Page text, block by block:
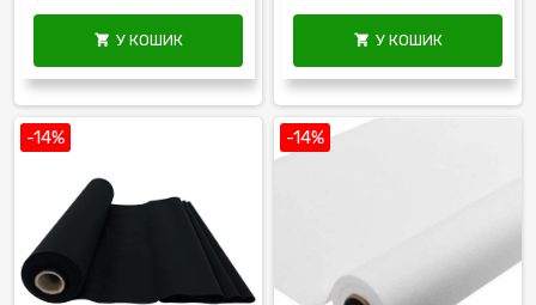
 У КОШИК  У КОШИК
-14% -14%